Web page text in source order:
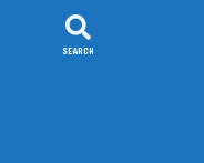
SEARCH